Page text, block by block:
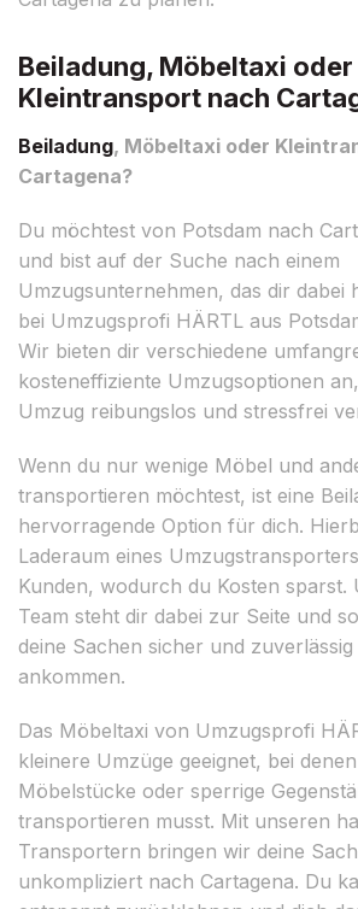
Beiladung, Möbeltaxi oder
Kleintransport nach
Beiladung, Möbeltaxi oder
Cartagena?
Du möchtest von Potsdam nach
und bist auf der Suche nach einem
Umzugsunternehmen, das dir dabei
bei Umzugsprofi HÄRTL aus
Wir bieten dir verschiedene
kosteneffiziente Umzugsoptionen
Umzug reibungslos und stressfrei
Wenn du nur wenige Möbel und
transportieren möchtest, ist eine
hervorragende Option für dich.
Laderaum eines
Kunden, wodurch du Kosten sparst.
Team steht dir dabei zur Seite und
deine Sachen sicher und zuverlässig
ankommen.
Das Möbeltaxi von Umzugsprofi
kleinere Umzüge geeignet, bei
Möbelstücke oder sperrige
transportieren musst. Mit unseren
Transportern bringen wir deine
unkompliziert nach Cartagena. Du